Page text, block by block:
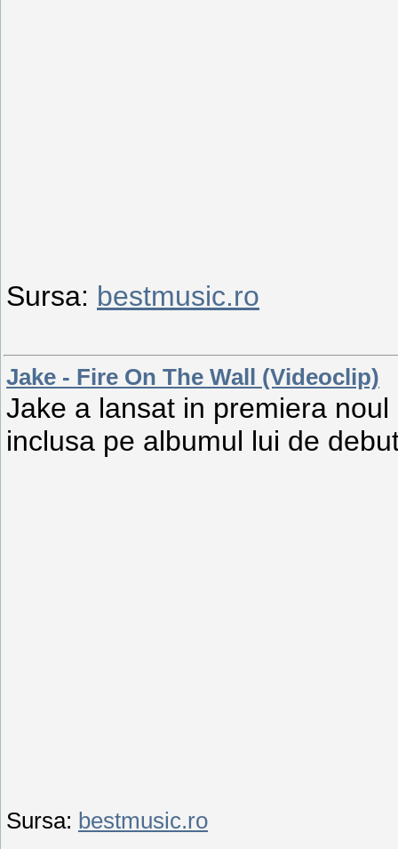
Sursa: bestmusic.ro
Jake - Fire On The Wall (Videoclip)
Jake a lansat in premiera
inclusa pe albumul lui de
Sursa: bestmusic.ro